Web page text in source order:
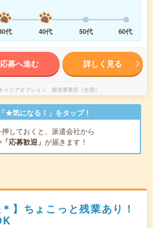
代 40代 50代 60代
応募へ進む 詳しく見る
ャリアオプション 製造事業部（全国）
★気になる！」をタップ！
押しておくと、派遣会社から
「応募歓迎」 が届きます！
】ちょこっと残業あり！